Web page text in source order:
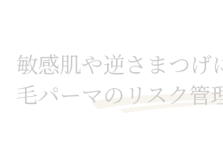
敏感肌や逆さまつげ
毛パーマのリスク管